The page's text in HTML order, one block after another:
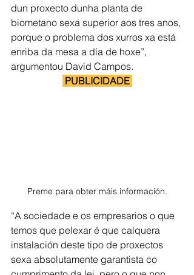
dun proxecto dunha planta de
biometano sexa superior aos tres anos,
porque o problema dos xurros xa está
enriba da mesa a día de hoxe”,
argumentou David Campos.
PUBLICIDADE
Preme para obter máis información.
“A sociedade e os empresarios o que
temos que pelexar é que calquera
instalación deste tipo de proxectos
sexa absolutamente garantista co